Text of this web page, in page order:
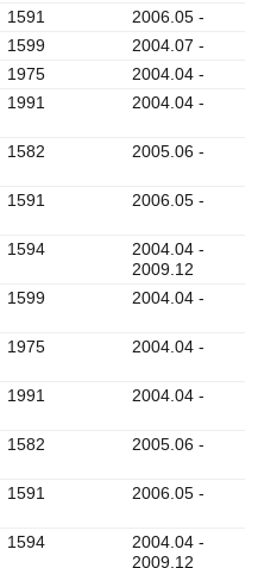
1591
2006.05 -
1599
2004.07 -
1975
2004.04 -
1991 2004.04 -
1582 2005.06 -
1591 2006.05 -
1594
2004.04 -
2009.12
1599 2004.04 -
1975 2004.04 -
1991 2004.04 -
1582 2005.06 -
1591 2006.05 -
1594
2004.04 -
2009.12